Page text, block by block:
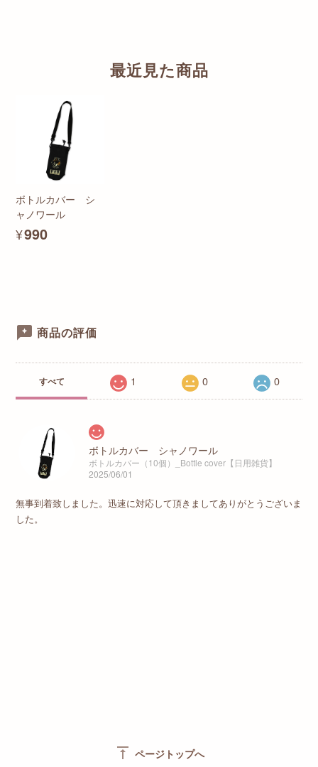
最近見た商品
ボトルカバー シ
ャノワール
¥990
商品の評価
すべて 1 0 0
ボトルカバー シャノワール
ボトルカバー（10個）_Bottle cover【日用雑貨】
2025/06/01
無事到着致しました。迅速に対応して頂きましてありがとうございま
した。
vertical_align_top ページトップへ